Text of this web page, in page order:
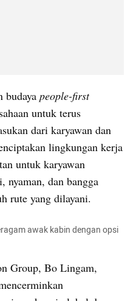
budaya
people-first
untuk terus
dari karyawan dan
lingkungan kerja
untuk karyawan
nyaman, dan bangga
rute yang dilayani.
Group, Bo Lingam,